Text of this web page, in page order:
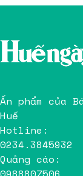
điều trịthoái hoá
Nhập khẩu máy siêu
bình oxy tphcm
Ấn phẩm của
Huế
Hotline:
0234.3845932
Quảng cáo: